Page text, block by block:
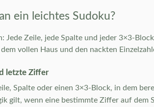
ein leichtes Sudoku?
Jede Zeile, jede Spalte und jeder 3×3-
vollen Haus und den nackten
letzte Ziffer
Spalte oder einen 3×3-Block, in dem
gilt, wenn eine bestimmte Ziffer auf